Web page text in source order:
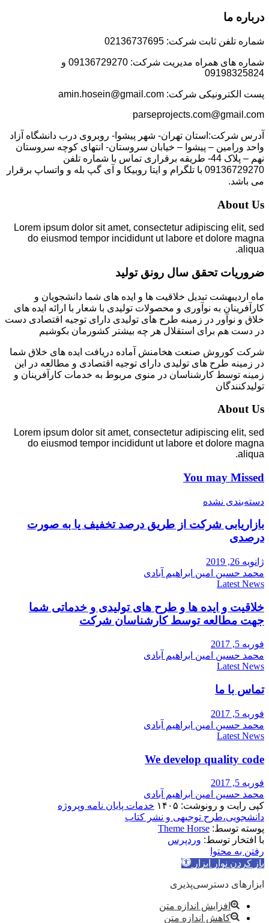
درباره ما
شماره تلفن ثابت شرکت: 02136737695
شماره های همراه مدیریت شرکت: 09136729270 و
09198325824
پست الکترونیکی شرکت: amin.hosein@gmail.com
parseprojects.com@gmail.com
آدرس شرکت:استان تهران- شهر پیشوا- روبروی درب دانشگاه آزاد
واحد ورامین – پیشوا – خیابان سروستان- انتهای کوچه سروستان
نهم – پلاک 44- طریقه برقراری تماس با شماره تلفن
09136729270 با تلگرام و ایتا روبیکا و آی گپ بله و واتساپ برقرار
می باشد.
About Us
Lorem ipsum dolor sit amet, consectetur adipiscing elit, sed
do eiusmod tempor incididunt ut labore et dolore magna
aliqua.
ضروریات تحقق سال رونق تولید
ماه اردیبهشت تبدیل خلاقیت ها و ایده های شما دانشجویان و
کارآفرینان به نوآوری و محصولات تولیدی با شعار با ارائه ایده های
خلاق و نوآور در زمینه طرح های تولیدی دارای توجیه اقتصادی دست
در دست هم برای استقلال هر چه بیشتر کشورمان بکوشیم
شرکت کوروش صنعت هخامنش آماده دریافت ایده های خلاق شما
در زمینه طرح های تولیدی دارای توجیه اقتصادی و مطالعه در این
زمینه توسط کارشناسان در منوی مربوط به خدمات کارآفرینان و
تولیدکنندگان
About Us
Lorem ipsum dolor sit amet, consectetur adipiscing elit, sed
do eiusmod tempor incididunt ut labore et dolore magna
aliqua.
You may Missed
دسته‌بندی نشده
بازاریابی شرکت از طریق درصد تخفیف یا به صورت
درصدی
ژانویه 26, 2019
محمد حسین امین ابراهیم آبادی
Latest News
خلاقیت و ایده ها و طرح های تولیدی و خدماتی شما
جهت مطالعه توسط کارشناسان شرکت
فوریه 5, 2017
محمد حسین امین ابراهیم آبادی
Latest News
تماس با ما
فوریه 5, 2017
محمد حسین امین ابراهیم آبادی
Latest News
We develop quality code
فوریه 5, 2017
محمد حسین امین ابراهیم آبادی
کپی رایت و رونوشت: ۱۴۰۵
خدمات پایان نامه وپروژه
دانشجویی،طرح توجیهی و نشر کتاب
پوسته توسط: Theme Horse
با افتخار توسط: وردپرس
رفتن به محتوا
باز کردن نوار ابزار
ابزارهای دسترسی‌پذیری
افزایش اندازه متن
کاهش اندازه متن